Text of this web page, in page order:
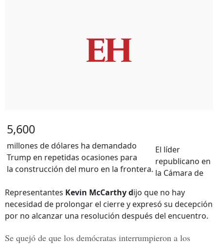
5,600
millones de dólares ha demandado
Trump en repetidas ocasiones para
la construcción del muro en la frontera.
El líder
republicano en
la Cámara de
Representantes Kevin McCarthy dijo que no hay
necesidad de prolongar el cierre y expresó su decepción
por no alcanzar una resolución después del encuentro.
Se quejó de que los demócratas interrumpieron a los